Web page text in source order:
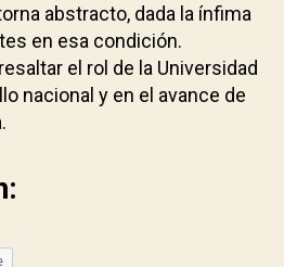
abstracto, dada la ínfima
en esa condición.
el rol de la Universidad
nacional y en el avance de